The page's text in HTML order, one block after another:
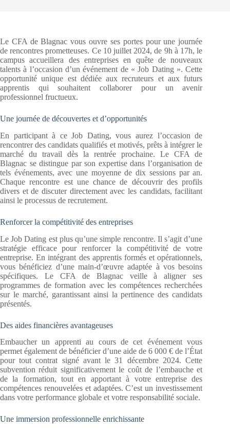
Le CFA de Blagnac vous ouvre ses portes pour une journée
de rencontres prometteuses. Ce 10 juillet 2024, de 9h à 17h, le
campus accueillera des entreprises en quête de nouveaux
talents à l’occasion d’un événement de « Job Dating ». Cette
opportunité unique est dédiée aux recruteurs et aux futurs
apprentis qui souhaitent collaborer pour un avenir
professionnel fructueux.
Une journée de découvertes et d’opportunités
En participant à ce Job Dating, vous aurez l’occasion de
rencontrer des candidats qualifiés et motivés, prêts à intégrer le
marché du travail dès la rentrée prochaine. Le CFA de
Blagnac se distingue par son expertise dans l’organisation de
tels événements, avec une moyenne de dix sessions par an.
Chaque rencontre est une chance de découvrir des profils
divers et de discuter directement avec les candidats, facilitant
ainsi le processus de recrutement.
Renforcer la compétitivité des entreprises
Le Job Dating est plus qu’une simple rencontre. Il s’agit d’une
stratégie efficace pour renforcer la compétitivité de votre
entreprise. En intégrant des apprentis formés et opérationnels,
vous bénéficiez d’une main-d’œuvre adaptée à vos besoins
spécifiques. Le CFA de Blagnac veille à aligner ses
programmes de formation avec les compétences recherchées
sur le marché, garantissant ainsi la pertinence des candidats
présentés.
Des aides financières avantageuses
Embaucher un apprenti au cours de cet événement vous
permet également de bénéficier d’une aide de 6 000 € de l’État
pour tout contrat signé avant le 31 décembre 2024. Cette
subvention réduit significativement le coût de l’embauche et
de la formation, tout en apportant à votre entreprise des
compétences renouvelées et adaptées. C’est un investissement
dans votre performance globale et votre responsabilité sociale.
Une immersion professionnelle enrichissante